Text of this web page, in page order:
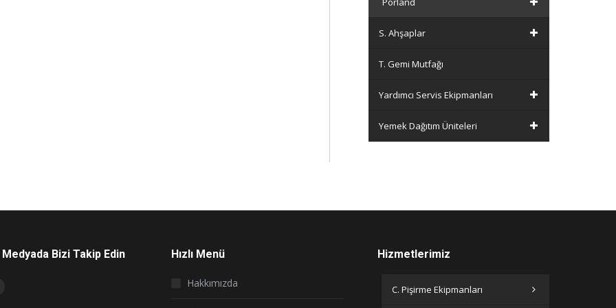
S. Ahşaplar
T. Gemi Mutfağı
Yardımcı Servis Ekipmanları
Yemek Dağıtım Üniteleri
Bizi Takip Edin Hızlı Menü
Hakkımızda
Hizmetlerimiz
C. Pişirme Ekipmanları